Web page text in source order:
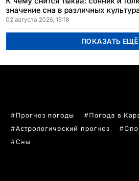
значение сна в различных
02 августа 2026, 15:18
ПОКАЗАТЬ ЕЩЁ
Прогноз погоды
Погода в
Астрологический прогноз
Сны